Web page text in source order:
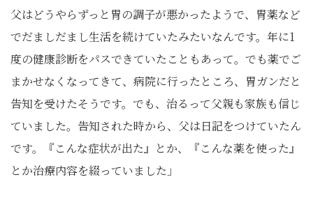
父はどうやらずっと胃の調子が悪かったようで、胃薬など
でだましだまし生活を続けていたみたいなんです。年に1
度の健康診断をパスできていたこともあって。でも薬でご
まかせなくなってきて、病院に行ったところ、胃ガンだと
告知を受けたそうです。でも、治るって父親も家族も信じ
ていました。告知された時から、父は日記をつけていたん
です。『こんな症状が出た』とか、『こんな薬を使った』
とか治療内容を綴っていました」